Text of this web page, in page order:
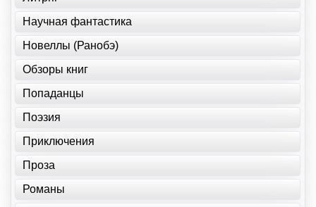
Научная фантастика
Новеллы (Ранобэ)
Обзоры книг
Попаданцы
Поэзия
Приключения
Проза
Романы